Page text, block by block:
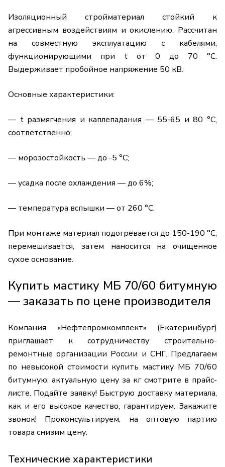
Изоляционный стройматериал стойкий к
агрессивным воздействиям и окислению. Рассчитан
на совместную эксплуатацию с кабелями,
функционирующими при t от 0 до 70 °C.
Выдерживает пробойное напряжение 50 кВ.
Основные характеристики:
— t размягчения и каплепадания — 55-65 и 80 °C,
соответственно;
— морозостойкость — до -5 °C;
— усадка после охлаждения — до 6%;
— температура вспышки — от 260 °C.
При монтаже материал подогревается до 150-190 °C,
перемешивается, затем наносится на очищенное
сухое основание.
Купить мастику МБ 70/60 битумную
— заказать по цене производителя
Компания «Нефтепромкомплект» (Екатеринбург)
приглашает к сотрудничеству строительно-
ремонтные организации России и СНГ. Предлагаем
по невысокой стоимости купить мастику МБ 70/60
битумную: актуальную цену за кг смотрите в прайс-
листе. Подайте заявку! Быструю доставку материала,
как и его высокое качество, гарантируем. Закажите
звонок! Проконсультируем, на оптовую партию
товара снизим цену.
Технические характеристики